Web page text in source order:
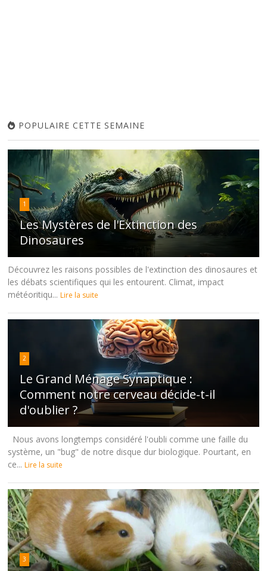
POPULAIRE CETTE SEMAINE
1
Les Mystères de l'Extinction des
Dinosaures
Découvrez les raisons possibles de l'extinction des dinosaures et
les débats scientifiques qui les entourent. Climat, impact
météoritiqu... Lire la suite
2
Le Grand Ménage Synaptique :
Comment notre cerveau décide-t-il
d'oublier ?
Nous avons longtemps considéré l'oubli comme une faille du
système, un "bug" de notre disque dur biologique. Pourtant, en
ce... Lire la suite
3